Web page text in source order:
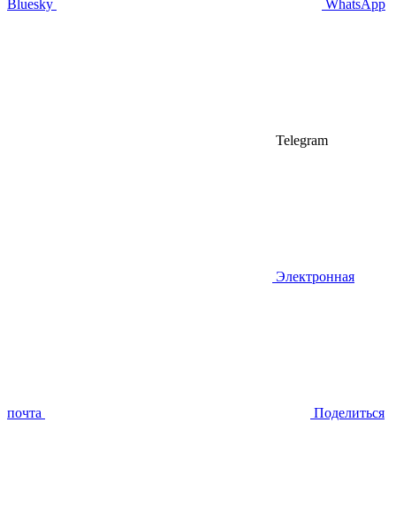
Bluesky WhatsApp
Telegram
Электронная
почта Поделиться